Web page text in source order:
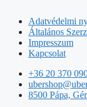
Adatvédelmi
Általános
Impresszum
Kapcsolat
+36 20 370
8500 Pápa,